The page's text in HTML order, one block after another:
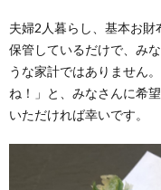
夫婦2人暮らし、基本お
保管しているだけで、み
うな家計ではありません
ね！」と、みなさんに希
いただければ幸いです。